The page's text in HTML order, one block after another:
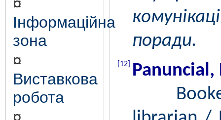
¤
Інформаційна
зона
¤
Виставкова
робота
поради.
[12]
Panuncial,